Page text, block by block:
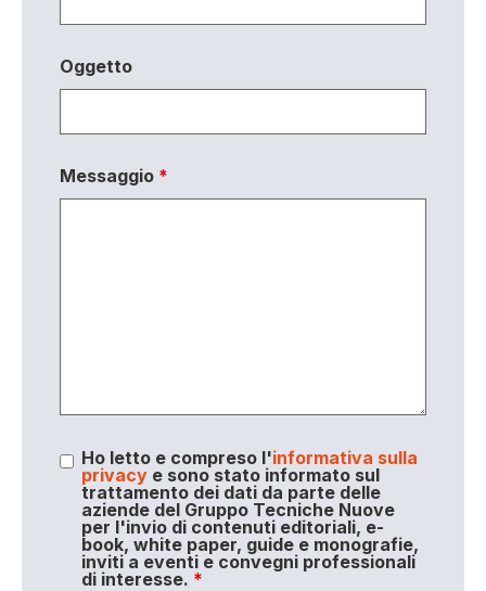
Oggetto
Messaggio *
Ho letto e compreso l'informativa sulla
privacye sono stato informato sul
trattamento dei dati da parte delle
aziende del Gruppo Tecniche Nuove
per l'invio di contenuti editoriali, e-
book, white paper, guide e monografie,
inviti a eventi e convegni professionali
di interesse. *